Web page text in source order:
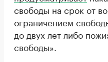
свободы на срок от
ограничением
до двух лет либо
свободы».